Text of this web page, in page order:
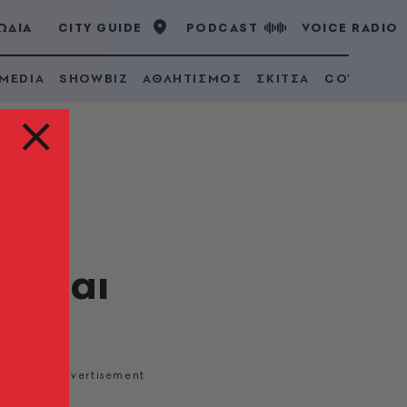
CITY GUIDE PODCAST VOICE RADIO
SHOWBIZ ΑΘΛΗΤΙΣΜΟΣ ΣΚΙΤΣΑ COVID 19